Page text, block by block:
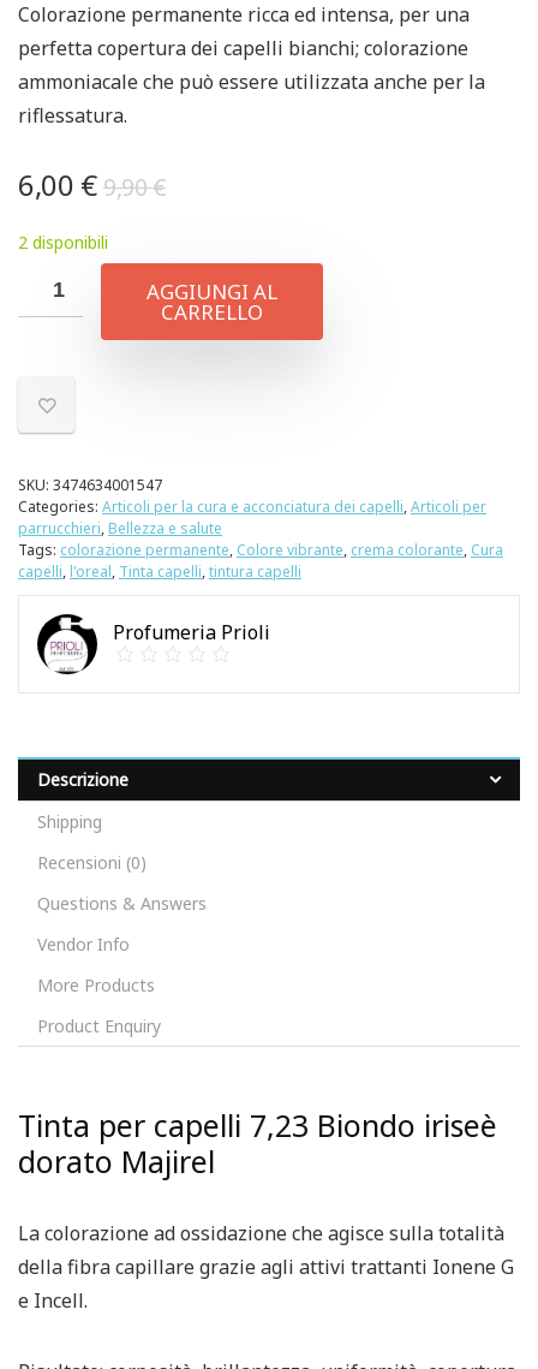
Colorazione permanente ricca ed intensa, per una
perfetta copertura dei capelli bianchi; colorazione
ammoniacale che può essere utilizzata anche per la
riflessatura.
9,90€
6,00 €
2 disponibili
AGGIUNGI AL
CARRELLO
SKU: 3474634001547
Categories: Articoli per la cura e acconciatura dei capelli,Articoli per
parrucchieri, Bellezza e salute
Tags: colorazione permanente, Colore vibrante, crema colorante, Cura
capelli, l'oreal, Tinta capelli,tintura capelli
Profumeria Prioli
Descrizione
Shipping
Recensioni (0)
Questions & Answers
Vendor Info
More Products
Product Enquiry
Tinta per capelli 7,23 Biondo iriseè
dorato Majirel
La colorazione ad ossidazione che agisce sulla totalità
della fibra capillare grazie agli attivi trattanti Ionene G
e Incell.